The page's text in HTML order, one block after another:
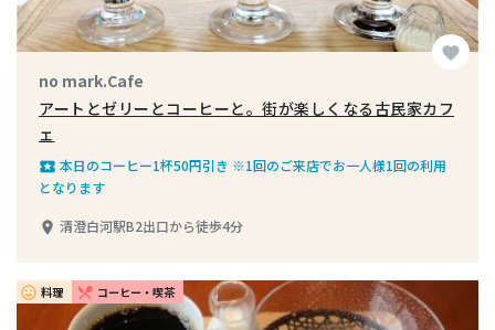
favorite
no mark.Cafe
アートとゼリーとコーヒーと。街が楽しくなる古民家カフ
ェ
local_play 本日のコーヒー1杯50円引き ※1回のご来店でお一人様1回の利用
となります
place 清澄白河駅B2出口から徒歩4分
insert_emoticon 料理 restaurant_menu コーヒー・喫茶